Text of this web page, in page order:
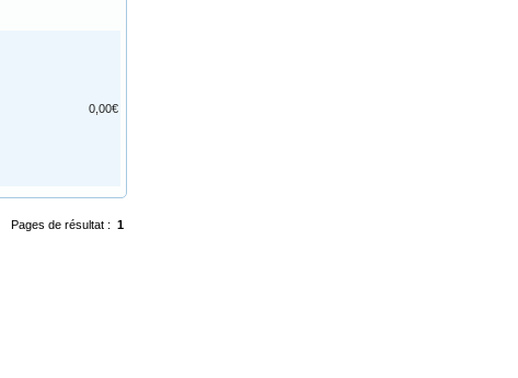
0,00€
Pages de résultat : 1